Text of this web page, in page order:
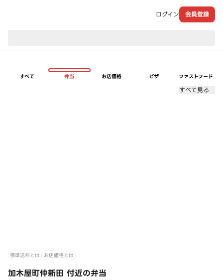
ログイン 会員登録
すべて 弁当 お店価格 ピザ ファストフード
すべて見る
標準送料とは お店価格とは
加木屋町仲新田 付近の弁当